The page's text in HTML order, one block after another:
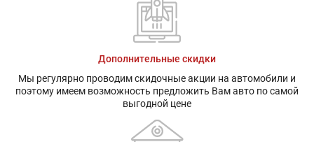
Дополнительные скидки
Мы регулярно проводим скидочные акции на автомобили и
поэтому имеем возможность предложить Вам авто по самой
выгодной цене